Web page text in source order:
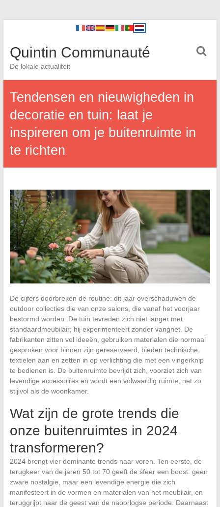
Quintin Communauté
De lokale actualiteit
Tendensen en nieuwigheden in
decoratie en tuin: laat je
inspireren om je buitenruimte in
te richten
De cijfers doorbreken de routine: dit jaar overschaduwen de
outdoor collecties die van onze salons, die vanaf het voorjaar
bestormd worden. De tuin tevreden zich niet langer met
standaardmeubilair; hij experimenteert zonder vangnet. De
fabrikanten zitten vol ideeën, gebruiken materialen die normaal
gesproken voor binnen zijn gereserveerd, bieden technische
textielen aan en zetten in op verlichting die met een vingerknip
te bedienen is. De buitenruimte bevrijdt zich, voorziet zich van
levendige accessoires en wordt een volwaardig ruimte, net zo
stijlvol als de woonkamer.
Wat zijn de grote trends die
onze buitenruimtes in 2024
transformeren?
2024 brengt vier dominante trends naar voren. Ten eerste, de
terugkeer van de jaren 50 tot 70 geeft de sfeer een boost: geen
zware nostalgie, maar een levendige energie die zich
manifesteert in de vormen en materialen van het meubilair, en
teruggrijpt naar de geest van de naoorlogse periode. Daarnaast